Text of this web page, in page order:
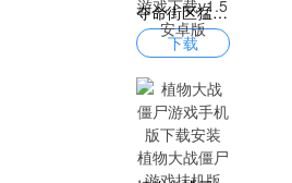
夺命街区猛鬼躺平最新版下载-夺命街区猛鬼躺平游戏下载v1.5 安卓版
下载